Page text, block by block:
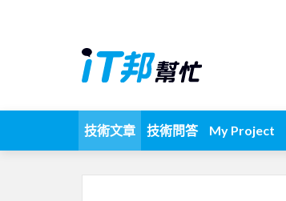
技術文章 技術問答 My Project